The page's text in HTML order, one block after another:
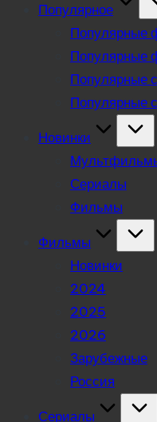
Популярное
Популярные
Популярные
Популярные
Популярные
Новинки
Сериалы
Фильмы
Фильмы
Новинки
2024
2025
2026
Зарубежные
Россия
Сериалы